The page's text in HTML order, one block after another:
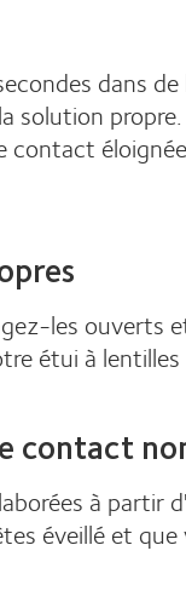
dans
solution
les
étui à
contact
à
éveillé et